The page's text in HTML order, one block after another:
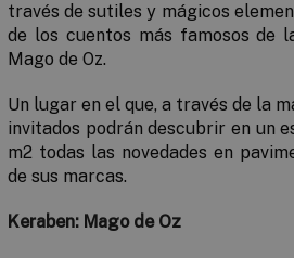
través de sutiles y mágicos
de los cuentos más famosos de
Mago de Oz.
Un lugar en el que, a través de la
invitados podrán descubrir en un
m2 todas las novedades en
de sus marcas.
Keraben: Mago de Oz